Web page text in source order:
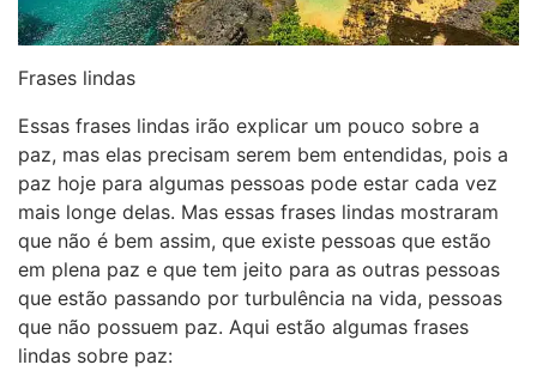
Frases lindas
Essas frases lindas irão explicar um pouco sobre a
paz, mas elas precisam serem bem entendidas, pois a
paz hoje para algumas pessoas pode estar cada vez
mais longe delas. Mas essas frases lindas mostraram
que não é bem assim, que existe pessoas que estão
em plena paz e que tem jeito para as outras pessoas
que estão passando por turbulência na vida, pessoas
que não possuem paz. Aqui estão algumas frases
lindas sobre paz: